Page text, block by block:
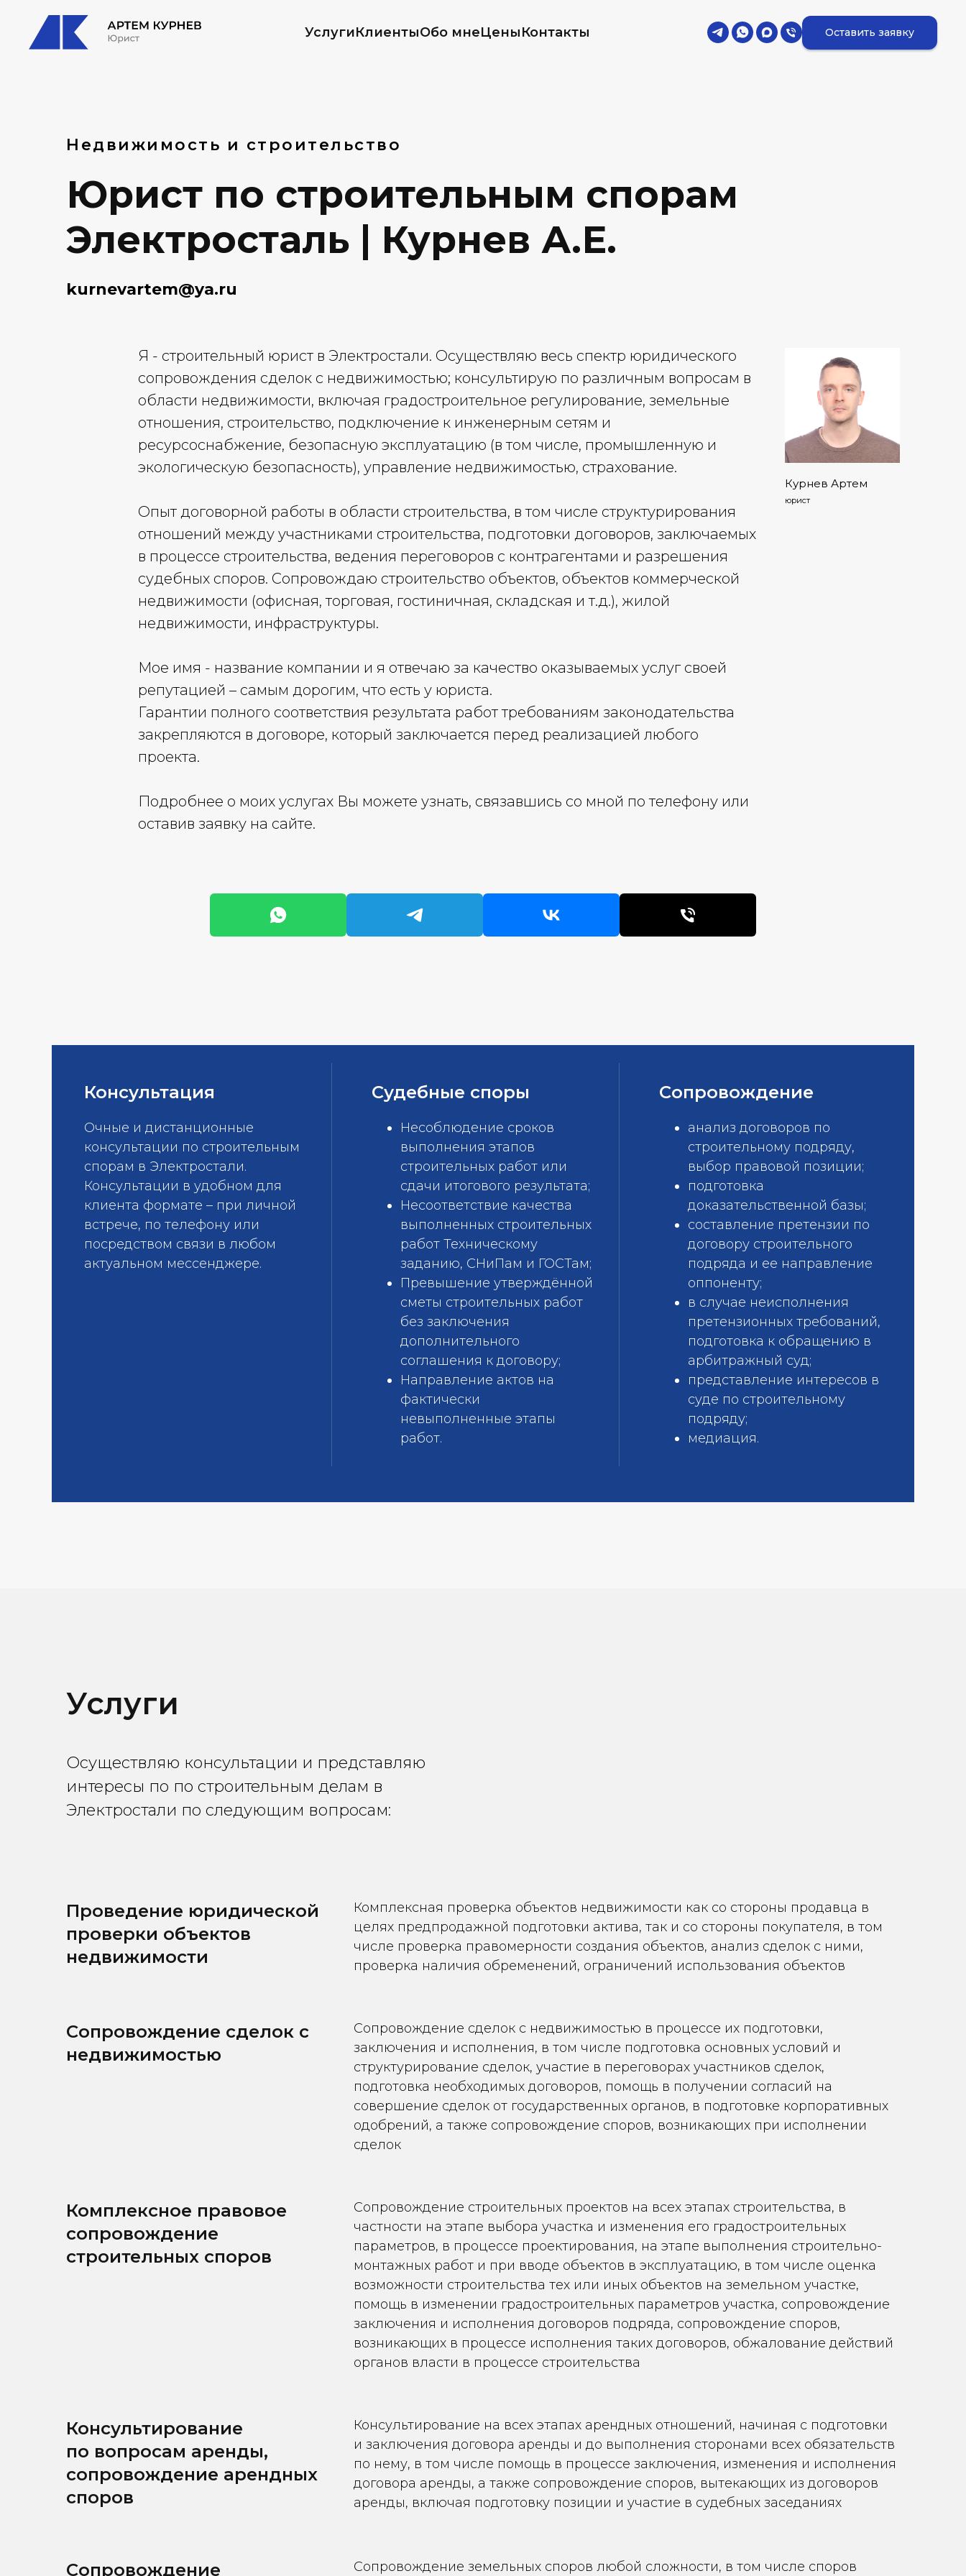
УслугиКлиентыОбо мнеЦеныКонтакты Оставить заявку
Недвижимость и строительство
Юрист по строительным спорам
Электросталь | Курнев А.Е.
kurnevartem@ya.ru
Я - строительный юрист в Электростали. Осуществляю весь спектр юридического
сопровождения сделок с недвижимостью; консультирую по различным вопросам в
области недвижимости, включая градостроительное регулирование, земельные
отношения, строительство, подключение к инженерным сетям и
ресурсоснабжение, безопасную эксплуатацию (в том числе, промышленную и
экологическую безопасность), управление недвижимостью, страхование.
Опыт договорной работы в области строительства, в том числе структурирования
отношений между участниками строительства, подготовки договоров, заключаемых
в процессе строительства, ведения переговоров с контрагентами и разрешения
судебных споров. Сопровождаю строительство объектов, объектов коммерческой
недвижимости (офисная, торговая, гостиничная, складская и т.д.), жилой
недвижимости, инфраструктуры.
Мое имя - название компании и я отвечаю за качество оказываемых услуг своей
репутацией – самым дорогим, что есть у юриста.
Гарантии полного соответствия результата работ требованиям законодательства
закрепляются в договоре, который заключается перед реализацией любого
проекта.
Подробнее о моих услугах Вы можете узнать, связавшись со мной по телефону или
оставив заявку на сайте.
Курнев Артем
юрист
Консультация
Очные и дистанционные
консультации по строительным
спорам в Электростали.
Консультации в удобном для
клиента формате – при личной
встрече, по телефону или
посредством связи в любом
актуальном мессенджере.
Судебные споры
Несоблюдение сроков
выполнения этапов
строительных работ или
сдачи итогового результата;
Несоответствие качества
выполненных строительных
работ Техническому
заданию, СНиПам и ГОСТам;
Превышение утверждённой
сметы строительных работ
без заключения
дополнительного
соглашения к договору;
Направление актов на
фактически
невыполненные этапы
работ.
Сопровождение
анализ договоров по
строительному подряду,
выбор правовой позиции;
подготовка
доказательственной базы;
составление претензии по
договору строительного
подряда и ее направление
оппоненту;
в случае неисполнения
претензионных требований,
подготовка к обращению в
арбитражный суд;
представление интересов в
суде по строительному
подряду;
медиация.
Услуги
Осуществляю консультации и представляю
интересы по по строительным делам в
Электростали по следующим вопросам:
Проведение юридической
проверки объектов
недвижимости
Комплексная проверка объектов недвижимости как со стороны продавца в
целях предпродажной подготовки актива, так и со стороны покупателя, в том
числе проверка правомерности создания объектов, анализ сделок с ними,
проверка наличия обременений, ограничений использования объектов
Сопровождение сделок с
недвижимостью
Сопровождение сделок с недвижимостью в процессе их подготовки,
заключения и исполнения, в том числе подготовка основных условий и
структурирование сделок, участие в переговорах участников сделок,
подготовка необходимых договоров, помощь в получении согласий на
совершение сделок от государственных органов, в подготовке корпоративных
одобрений, а также сопровождение споров, возникающих при исполнении
сделок
Комплексное правовое
сопровождение
строительных споров
Сопровождение строительных проектов на всех этапах строительства, в
частности на этапе выбора участка и изменения его градостроительных
параметров, в процессе проектирования, на этапе выполнения строительно-
монтажных работ и при вводе объектов в эксплуатацию, в том числе оценка
возможности строительства тех или иных объектов на земельном участке,
помощь в изменении градостроительных параметров участка, сопровождение
заключения и исполнения договоров подряда, сопровождение споров,
возникающих в процессе исполнения таких договоров, обжалование действий
органов власти в процессе строительства
Консультирование
по вопросам аренды,
сопровождение арендных
споров
Консультирование на всех этапах арендных отношений, начиная с подготовки
и заключения договора аренды и до выполнения сторонами всех обязательств
по нему, в том числе помощь в процессе заключения, изменения и исполнения
договора аренды, а также сопровождение споров, вытекающих из договоров
аренды, включая подготовку позиции и участие в судебных заседаниях
Сопровождение Сопровождение земельных споров любой сложности, в том числе споров